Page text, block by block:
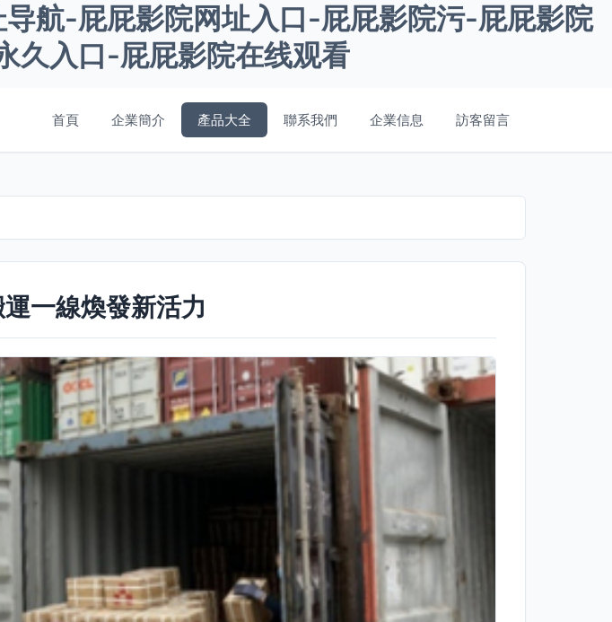
航-屁屁影院网址入口-屁屁影院污-屁屁影院
久入口-屁屁影院在线观看
首頁 企業簡介 產品大全 聯系我們 企業信息 訪客留言
一線煥發新活力